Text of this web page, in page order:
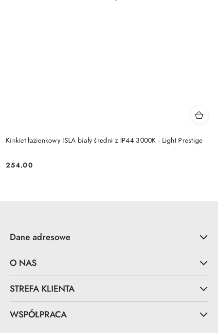
Kinkiet łazienkowy ISLA biały średni z IP44 3000K - Light Prestige
Cena:
254.00
Dane adresowe
O NAS
STREFA KLIENTA
WSPÓŁPRACA